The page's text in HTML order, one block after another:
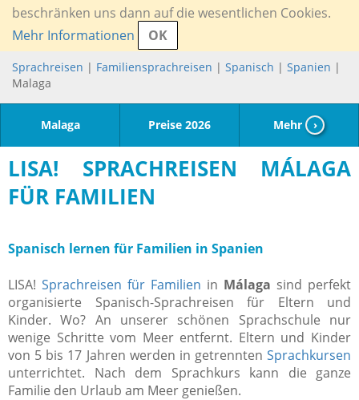
beschränken uns dann auf die wesentlichen Cookies.
Mehr Informationen
OK
Sprachreisen | Familiensprachreisen | Spanisch | Spanien |
Malaga
Malaga Preise 2026 Mehr ›
LISA! SPRACHREISEN MÁLAGA
FÜR FAMILIEN
Spanisch lernen für Familien in Spanien
LISA! Sprachreisen für Familien in Málaga sind perfekt
organisierte Spanisch-Sprachreisen für Eltern und
Kinder. Wo? An unserer schönen Sprachschule nur
wenige Schritte vom Meer entfernt. Eltern und Kinder
von 5 bis 17 Jahren werden in getrennten Sprachkursen
unterrichtet. Nach dem Sprachkurs kann die ganze
Familie den Urlaub am Meer genießen.